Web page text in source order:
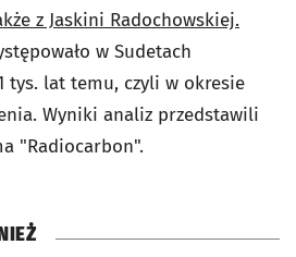
z Jaskini Radochowskiej.
w Sudetach
tys. lat temu, czyli w okresie
Wyniki analiz przedstawili
"Radiocarbon".